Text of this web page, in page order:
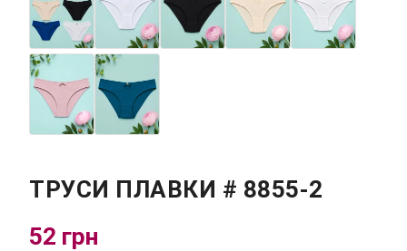
ТРУСИ ПЛАВКИ # 8855-2
52 грн